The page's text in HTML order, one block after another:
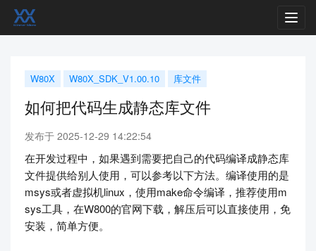
W80X W80X_SDK_V1.00.10 库文件
如何把代码生成静态库文件
发布于 2025-12-29 14:22:54
在开发过程中，如果遇到需要把自己的代码编译成静态库
文件提供给别人使用，可以参考以下方法。编译使用的是
msys或者虚拟机linux，使用make命令编译，推荐使用m
sys工具，在W800的官网下载，解压后可以直接使用，免
安装，简单方便。